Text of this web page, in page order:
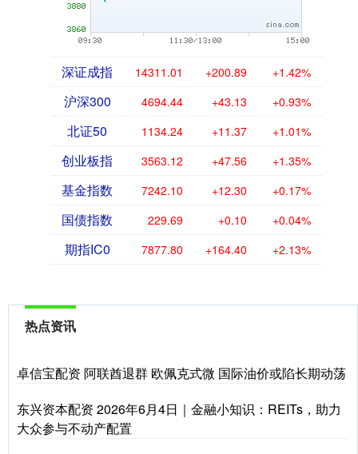
深证成指 14311.01 +200.89 +1.42%
沪深300 4694.44 +43.13 +0.93%
北证50 1134.24 +11.37 +1.01%
创业板指 3563.12 +47.56 +1.35%
基金指数 7242.10 +12.30 +0.17%
国债指数 229.69 +0.10 +0.04%
期指IC0 7877.80 +164.40 +2.13%
热点资讯
卓信宝配资 阿联酋退群 欧佩克式微 国际油价或陷长期动荡
东兴资本配资 2026年6月4日｜金融小知识：REITs，助力
大众参与不动产配置